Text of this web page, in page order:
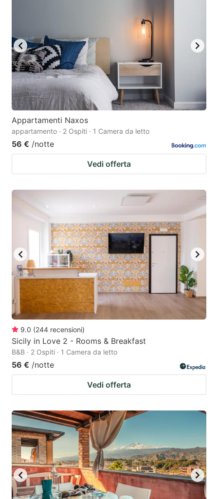
Appartamenti Naxos
appartamento · 2 Ospiti · 1 Camera da letto
56 € /notte
Vedi offerta
9.0 (244 recensioni)
Sicily in Love 2 - Rooms & Breakfast
B&B · 2 Ospiti · 1 Camera da letto
56 € /notte
Vedi offerta